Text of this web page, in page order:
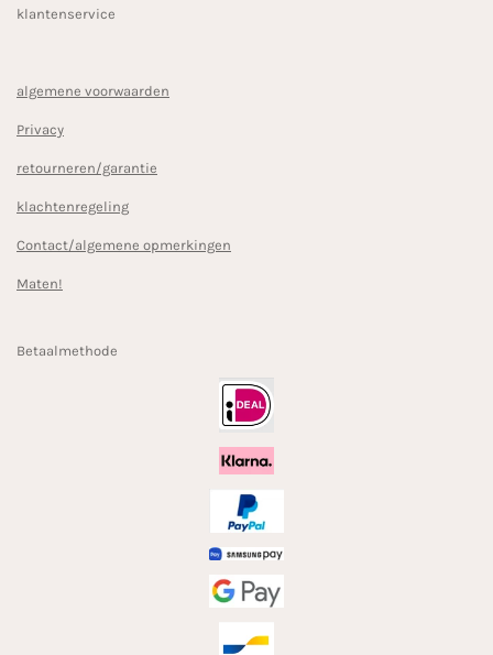
klantenservice
algemene voorwaarden
Privacy
retourneren/garantie
klachtenregeling
Contact/algemene opmerkingen
Maten!
Betaalmethode